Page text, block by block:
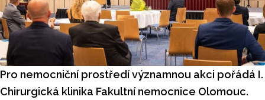
Pro nemocniční prostředí významnou akci pořádá I.
Chirurgická klinika Fakultní nemocnice Olomouc.